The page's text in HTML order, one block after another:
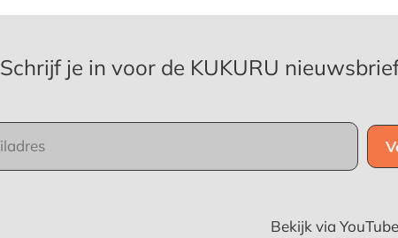
Bekijk via YouTube
Schrijf je in voor de KUKURU